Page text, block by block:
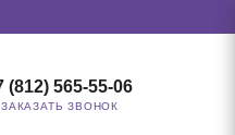
(812) 565-55-06
ЗАКАЗАТЬ ЗВОНОК